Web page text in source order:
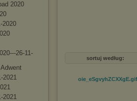
2020
2020
--26-11-
2021
2021
sortuj według:
oie_eSgvyhZCXXgE.gif